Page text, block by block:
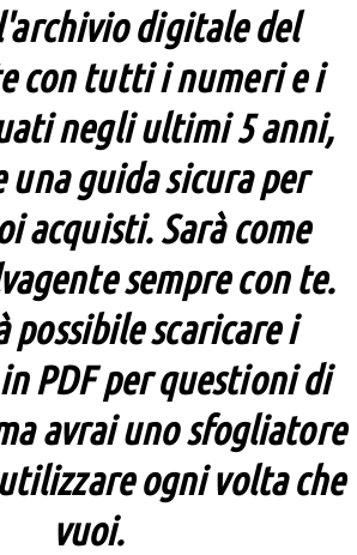
digitale del
con tutti i numeri e i
negli ultimi 5 anni,
una guida sicura per
acquisti. Sarà come
sempre con te.
possibile scaricare i
PDF per questioni di
avrai uno sfogliatore
ogni volta che
vuoi.